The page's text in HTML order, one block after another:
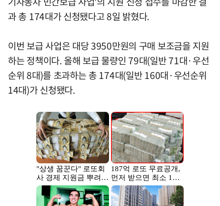
과 총 174대가 신청됐다고 8일 밝혔다.
이번 보급 사업은 대당 3950만원의 구매 보조금을 지원
하는 정책이다. 올해 보급 물량인 79대(일반 71대·우선
순위 8대)를 초과하는 총 174대(일반 160대·우선순위
14대)가 신청됐다.